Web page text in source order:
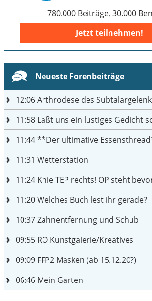
780.000 Beiträge, 30.000
Jetzt teilnehmen!
Neueste Forenbeiträge
12:06Arthrodese des
11:58 Laßt uns ein lustiges Gedicht
11:44**Der ultimative
11:31 Wetterstation
11:24 Knie TEP rechts! OP steht
11:20Welches Buch lest ihr gerade?
10:37Zahnentfernung und Schub
09:55 RO Kunstgalerie/Kreatives
09:09 FFP2 Masken (ab 15.12.20?)
06:46 Mein Garten